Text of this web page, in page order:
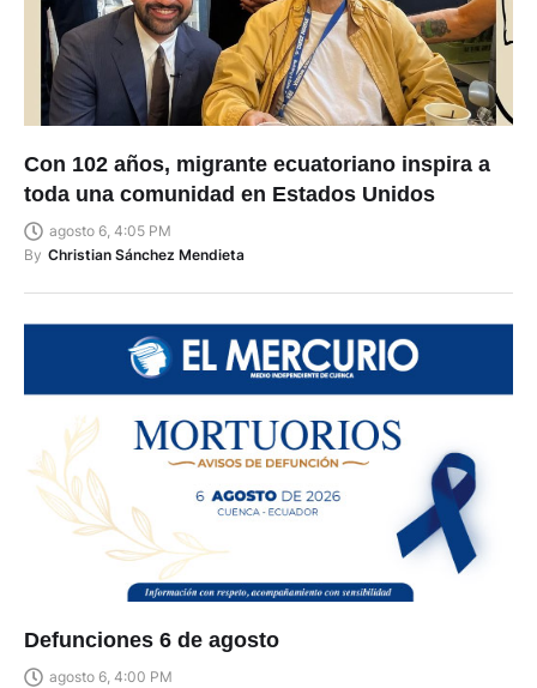
Con 102 años, migrante ecuatoriano inspira a
toda una comunidad en Estados Unidos
agosto 6, 4:05 PM
By Christian Sánchez Mendieta
Defunciones 6 de agosto
agosto 6, 4:00 PM